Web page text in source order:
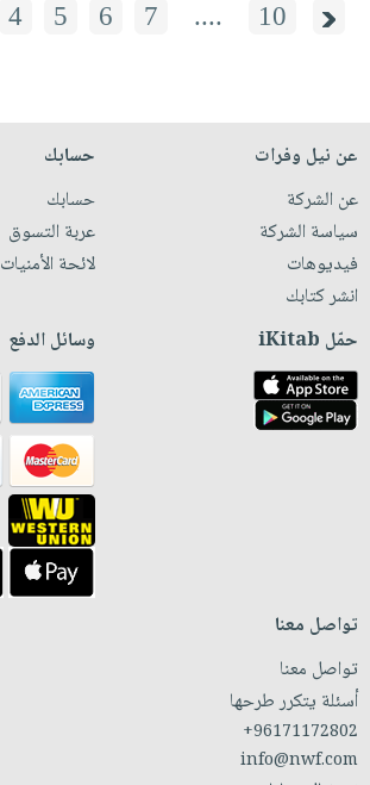
4 5 6 7 .... 10
عن نيل وفرات
عن الشركة
سياسة الشركة
فيديوهات
انشر كتابك
حسابك
حسابك
عربة التسوق
لائحة الأمنيات
حمّل iKitab وسائل الدفع
تواصل معنا
تواصل معنا
أسئلة يتكرر طرحها
+96171172802
info@nwf.com